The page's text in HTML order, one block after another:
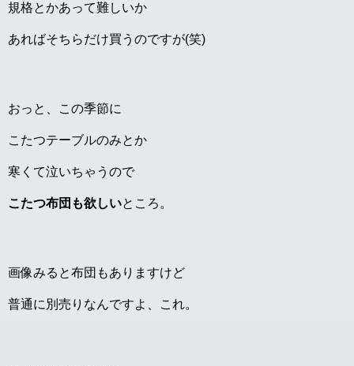
規格とかあって難しいか
あればそちらだけ買うのですが(笑)
おっと、この季節に
こたつテーブルのみとか
寒くて泣いちゃうので
こたつ布団も欲しいところ。
画像みると布団もありますけど
普通に別売りなんですよ、これ。